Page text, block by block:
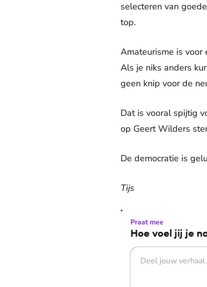
selecteren van
top.
Amateurisme is voor
Als je niks anders
geen knip voor de
Dat is vooral spijtig
op Geert Wilders
De democratie is
Tijs
Praat mee
Hoe voel jij je